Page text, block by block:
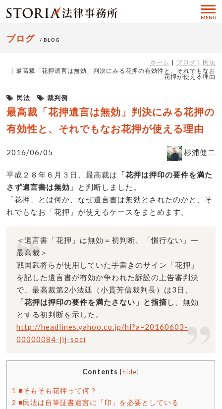
MENU
ブログ / BLOG
ホーム ブログ
民法
最高裁「花押遺言は無効」判決にみる花押の有効性と、それでもなお
花押が使える理由
民法 裁判例
最高裁「花押遺言は無効」判決にみる花押の
有効性と、それでもなお花押が使える理由
2016/06/05 杉浦健二
平成２８年６月３日、最高裁は
「花押は押印の要件を満た
さず遺言書は無効」
と判断しました。
「花押」とは何か、なぜ遺言書は無効とされたのかと、そ
れでもなお「花押」が使えるケースをまとめます。
＜遺言書「花押」は無効＝初判断、「慣行ない」―
最高裁＞
戦国武将らが使用していた手書きのサイン「花押」
を記した遺言書が有効か争われた訴訟の上告審判決
で、最高裁第2小法廷（小貫芳信裁判長）は3日、
「花押は押印の要件を満たさない」と指摘し、無効
とする初判断を示した。
http://headlines.yahoo.co.jp/hl?a=20160603-
00000084-jij-soci
Contents [hide]
1 ■そもそも花押って何？
2 ■民法は自筆証書遺言に「印」を必要としている